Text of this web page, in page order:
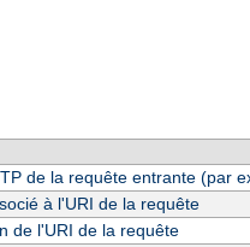
de la requête entrante (par
à l'URI de la requête
de l'URI de la requête